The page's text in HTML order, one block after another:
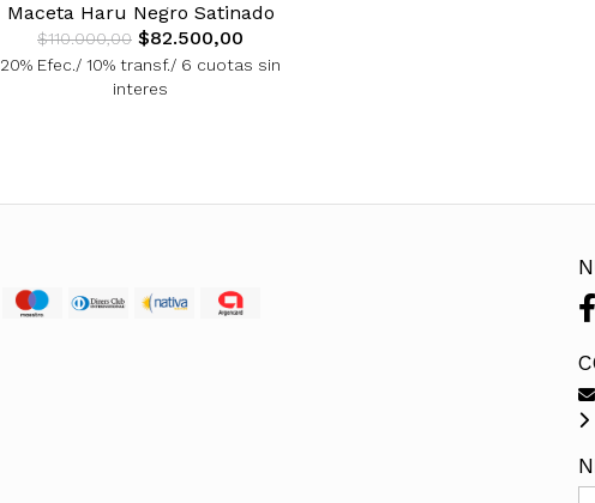
Maceta Haru Negro Satinado
$110.000,00 $82.500,00
20% Efec./ 10% transf./ 6 cuotas sin
interes